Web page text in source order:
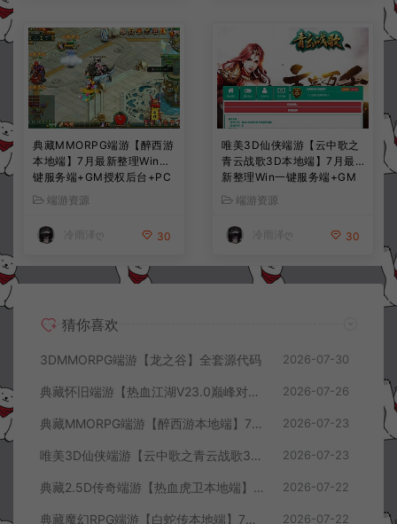
典藏MMORPG端游【醉西游
本地端】7月最新整理Win一
键服务端+GM授权后台+PC
客户端+详细搭建教程
端游资源
冷雨泽ღ 30
唯美3D仙侠端游【云中歌之
青云战歌3D本地端】7月最
新整理Win一键服务端+GM
工具+PC客户端+详细搭建教
程
端游资源
冷雨泽ღ 30
猜你喜欢
3DMMORPG端游【龙之谷】全套源代码 2026-07-30
典藏怀旧端游【热血江湖V23.0巅峰对决】7月最新整理Win一键服务端+GS源码+百宝阁+在线GM工具+PC客户端+详细搭建教程 2026-07-26
典藏MMORPG端游【醉西游本地端】7月最新整理Win一键服务端+GM授权后台+PC客户端+详细搭建教程 2026-07-23
唯美3D仙侠端游【云中歌之青云战歌3D本地端】7月最新整理Win一键服务端+GM工具+PC客户端+详细搭建教程 2026-07-23
典藏2.5D传奇端游【热血虎卫本地端】7月最新整理Win一键服务端+充值教程+PC客户端+详细搭建教程 2026-07-22
典藏魔幻RPG端游【白蛇传本地端】7月最新整理Win一键服务端+GM工具+PC客户端+详细搭建教程 2026-07-22